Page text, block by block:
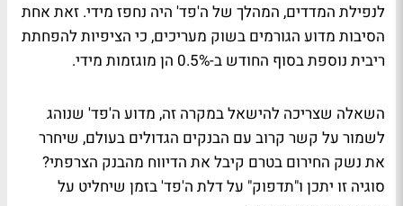
לנפילת המדדים, המהלך של ה'פד' היה נחפז מידי. זאת אחת
הסיבות מדוע הגורמים בשוק מעריכים, כי הציפיות להפחתת
ריבית נוספת בסוף החודש ב-0.5% הן מוגזמות מידי.
השאלה שצריכה להישאל במקרה זה, מדוע ה'פד' שנוהג
לשמור על קשר קרוב עם הבנקים הגדולים בעולם, שיחרר
את נשק החירום בטרם קיבל את הדיווח מהבנק הצרפתי?
סוגיה זו יתכן ו"תדפוק" על דלת ה'פד' בזמן שיחליט על